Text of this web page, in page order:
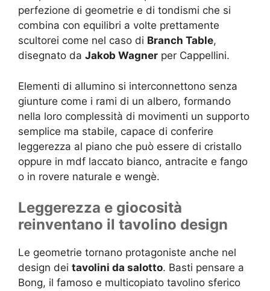
perfezione di geometrie e di tondismi che si
combina con equilibri a volte prettamente
scultorei come nel caso di Branch Table,
disegnato da Jakob Wagner per Cappellini.
Elementi di allumino si interconnettono senza
giunture come i rami di un albero, formando
nella loro complessità di movimenti un supporto
semplice ma stabile, capace di conferire
leggerezza al piano che può essere di cristallo
oppure in mdf laccato bianco, antracite e fango
o in rovere naturale e wengè.
Leggerezza e giocosità
reinventano il tavolino design
Le geometrie tornano protagoniste anche nel
design dei tavolini da salotto. Basti pensare a
Bong, il famoso e multicopiato tavolino sferico